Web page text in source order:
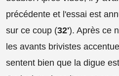
précédente et l'essai est
sur ce coup (32'). Après ce
les avants brivistes
sentent bien que la digue